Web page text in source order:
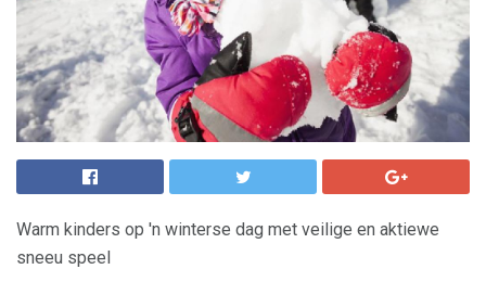
Warm kinders op 'n winterse dag met veilige en aktiewe
sneeu speel